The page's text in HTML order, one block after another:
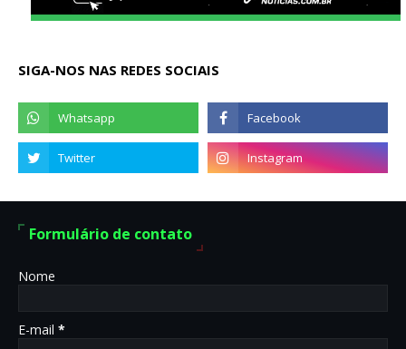
SIGA-NOS NAS REDES SOCIAIS
Formulário de contato
Nome
E-mail *